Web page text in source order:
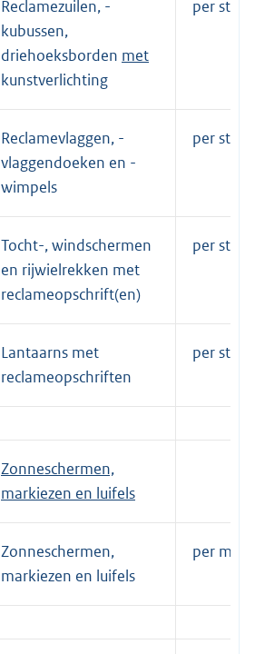
Reclamezuilen, -
kubussen,
driehoeksborden met
kunstverlichting
per stuk
Reclamevlaggen, -
vlaggendoeken en -
wimpels
per stuk
Tocht-, windschermen
en rijwielrekken met
reclameopschrift(en)
per stuk
Lantaarns met
reclameopschriften
per stuk
Zonneschermen,
markiezen en luifels
Zonneschermen,
markiezen en luifels
per m1